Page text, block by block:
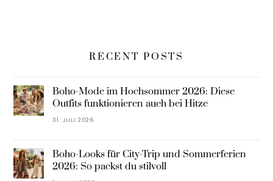
RECENT POSTS
Boho-Mode im Hochsommer 2026: Diese
Outfits funktionieren auch bei Hitze
31. JULI 2026
Boho-Looks für City-Trip und Sommerferien
2026: So packst du stilvoll